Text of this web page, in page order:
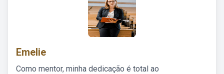
Emelie
Como mentor, minha dedicação é total ao